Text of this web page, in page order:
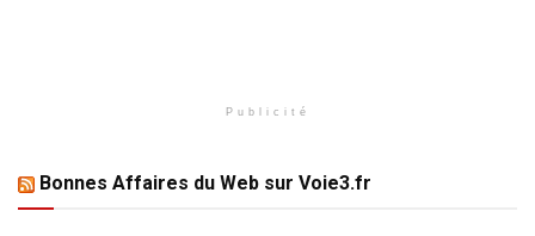
Publicité
Bonnes Affaires du Web sur Voie3.fr